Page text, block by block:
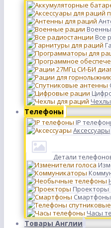
Все
Телефоны
IP
Аксессуары
Детали
Проекторы
Смартфоны
Часы
Товары Англии